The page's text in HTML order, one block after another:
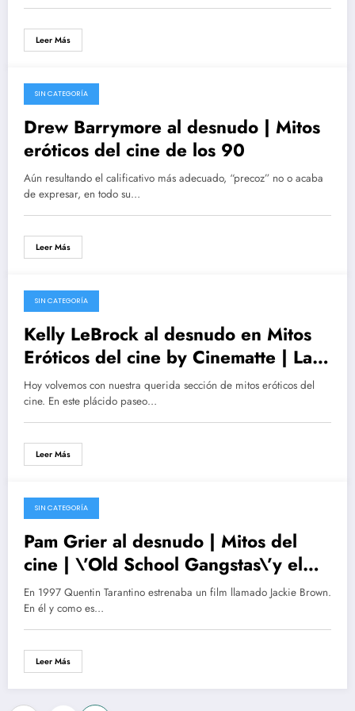
Leer Más
23/02/2016
SIN CATEGORÍA
Drew Barrymore al desnudo | Mitos
eróticos del cine de los 90
Aún resultando el calificativo más adecuado, “precoz” no o acaba
de expresar, en todo su…
Leer Más
28/10/2015
SIN CATEGORÍA
Kelly LeBrock al desnudo en Mitos
Eróticos del cine by Cinematte | La
Explosiva Mujer de Rojo
Hoy volvemos con nuestra querida sección de mitos eróticos del
cine. En este plácido paseo…
Leer Más
27/09/2015
SIN CATEGORÍA
Pam Grier al desnudo | Mitos del
cine | \’Old School Gangstas\’y el
Black power en Erotismo y cine
En 1997 Quentin Tarantino estrenaba un film llamado Jackie Brown.
En él y como es…
Leer Más